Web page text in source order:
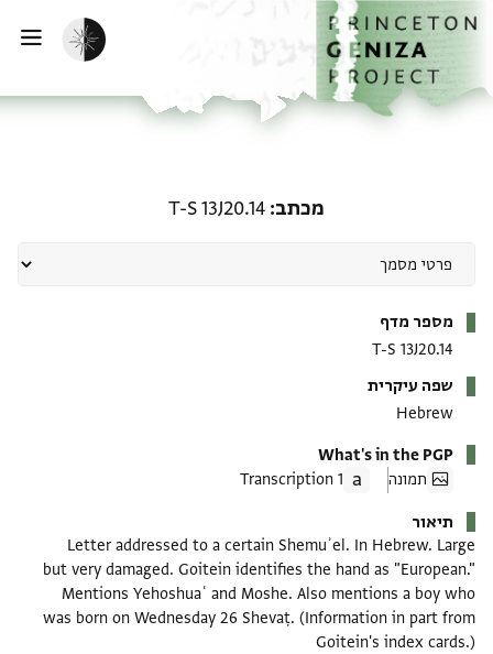
לתוכןהבית
הפעלת מצב כהה
מכתב T-S 13J20.14
מספר מדף
T-S 13J20.14
שפה עיקרית
Hebrew
What's in the PGP
תמונה
1 Transcription
תיאור
Letter addressed to a certain Shemuʾel. In Hebrew. Large
but very damaged. Goitein identifies the hand as "European."
Mentions Yehoshuaʿ and Moshe. Also mentions a boy who
was born on Wednesday 26 Shevaṭ. (Information in part from
Goitein's index cards.)